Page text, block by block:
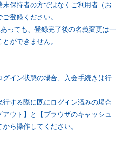
末保持者の方ではなくご利用者（お
登録ください。
っても、登録完了後の名義変更は一
ができません。
グイン状態の場合、入会手続きは行
行する際に既にログイン済みの場合
アウト】と【ブラウザのキャッシュ
ら操作してください。